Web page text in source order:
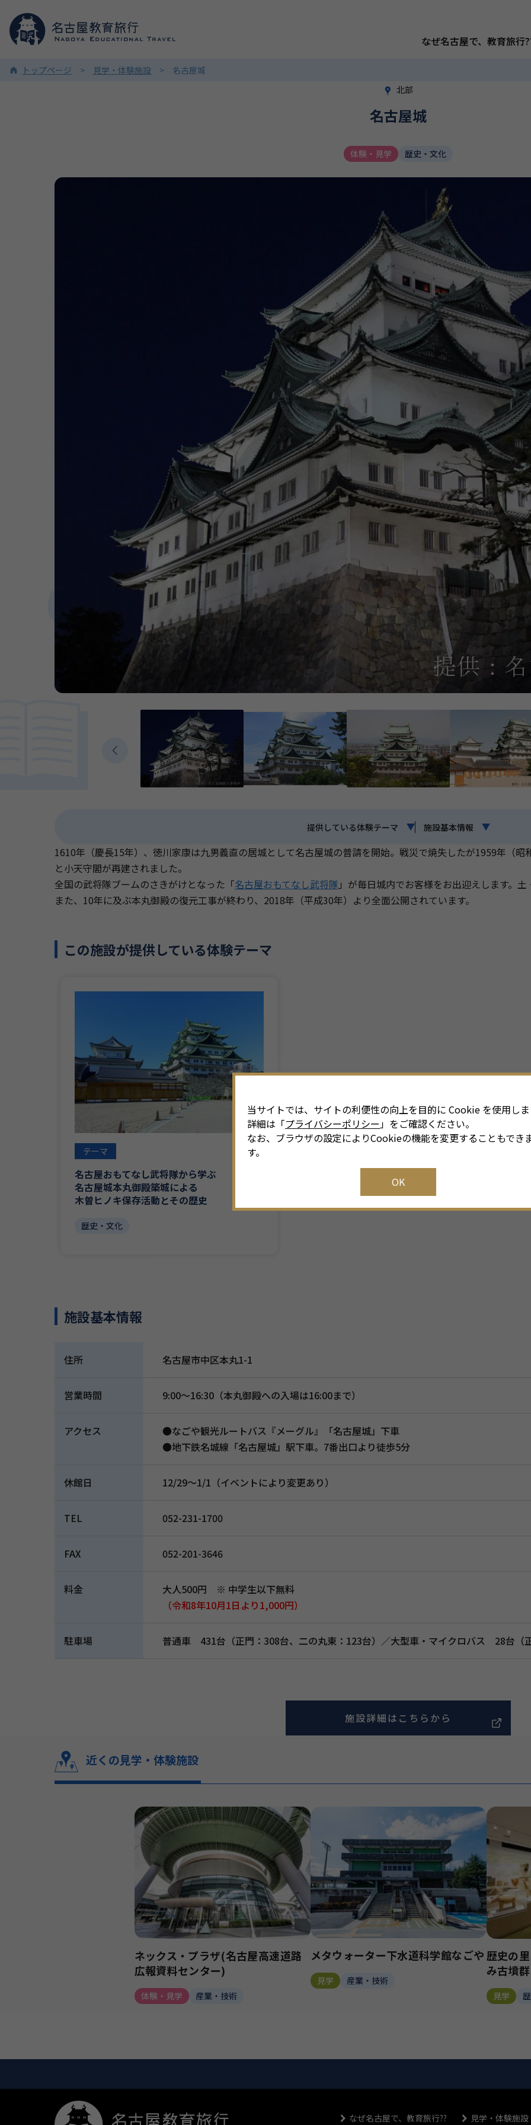
なぜ名古屋で、教育旅行
トップページ 見学・体験施設
名古屋城
北部
名古屋城
体験・見学 歴史・文化
提供している体験テーマ 施設基本情報
1610年（慶長15年）、徳川家康は九男義直の居城として名古屋城の普請を開始。戦災で焼失したが1959年（
と小天守閣が再建されました。
全国の武将隊ブームのさきがけとなった「名古屋おもてなし武将隊 」が毎日城内でお客様をお出迎えします。
また、10年に及ぶ本丸御殿の復元工事が終わり、2018年（平成30年）より全面公開されています。
この施設が提供している体験テーマ
テーマ
名古屋おもてなし武将隊から学ぶ
名古屋城本丸御殿築城による
木曽ヒノキ保存活動とその歴史
歴史・文化
施設基本情報
住所 名古屋市中区本丸1-1
営業時間 9:00～16:30（本丸御殿への入場は16:00まで）
アクセス
●なごや観光ルートバス『メーグル』「名古屋城」下車
●地下鉄名城線「名古屋城」駅下車。7番出口より徒歩5分
休館日 12/29～1/1（イベントにより変更あり）
TEL 052-231-1700
FAX 052-201-3646
料金
大人500円 ※ 中学生以下無料
（令和8年10月1日より1,000円）
駐車場 普通車 431台（正門：308台、二の丸東：123台）／大型車・マイクロバス 28台（
施設詳細はこちらから
近くの見学・体験施設
ネックス・プラザ(名古屋高速道路
広報資料センター)
体験・見学 産業・技術
メタウォーター下水道科学館なごや
見学 産業・技術
歴史の
み古墳
見学
なぜ名古屋で、教育旅行?? 見学・体験施設
当サイトでは、サイトの利便性の向上を目的に Cookie を使用し
詳細は「プライバシーポリシー 」をご確認ください。
なお、ブラウザの設定によりCookieの機能を変更することもでき
す。
OK